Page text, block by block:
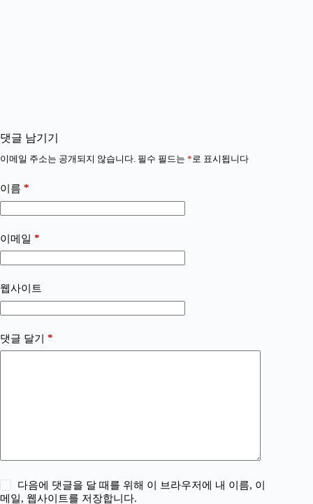
댓글 남기기
이메일 주소는 공개되지 않습니다. 필수 필드는 *로 표시됩니다
이름 *
이메일 *
웹사이트
댓글 달기 *
다음에 댓글을 달 때를 위해 이 브라우저에 내 이름, 이
메일, 웹사이트를 저장합니다.